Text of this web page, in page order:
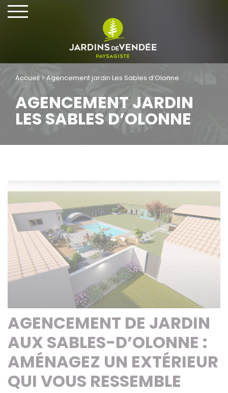
Accueil > Agencement jardin Les Sables d’Olonne
AGENCEMENT JARDIN
LES SABLES D’OLONNE
AGENCEMENT DE JARDIN
AUX SABLES-D’OLONNE :
AMÉNAGEZ UN EXTÉRIEUR
QUI VOUS RESSEMBLE
Cookies management panel